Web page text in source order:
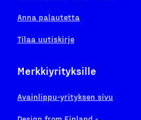
Anna palautetta
Tilaa uutiskirje
Merkkiyrityksille
Avainlippu-yrityksen sivu